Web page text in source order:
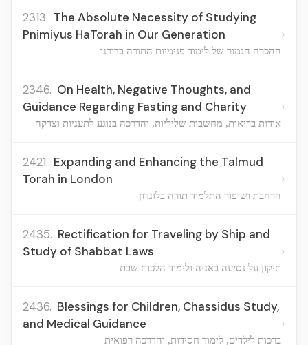
2313. The Absolute Necessity of Studying
Pnimiyus HaTorah in Our Generation
ההכרח הגמור של לימוד פנימיות התורה בדורנו
›
2346. On Health, Negative Thoughts, and
Guidance Regarding Fasting and Charity
אודות בריאות, מחשבות שליליות, והדרכה בנוגע לתעניות וצדקה
›
2421. Expanding and Enhancing the Talmud
Torah in London
הרחבת ושיפור התלמוד תורה בלונדון
›
2435. Rectification for Traveling by Ship and
Study of Shabbat Laws
תיקון על נסיעה באניה ולימוד הלכות שבת
›
2436. Blessings for Children, Chassidus Study,
and Medical Guidance
ברכות לילדים, לימוד חסידות, והדרכה רפואית
›